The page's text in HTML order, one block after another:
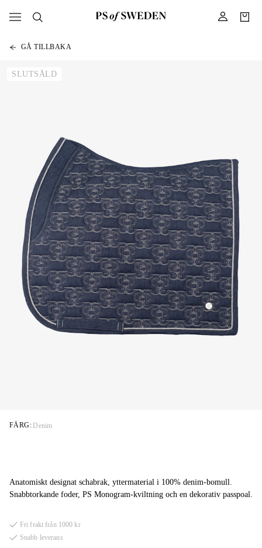
GÅ TILLBAKA
SLUTSÅLD
Anatomiskt designat schabrak, yttermaterial i 100% denim-bomull.
Snabbtorkande foder, PS Monogram-kviltning och en dekorativ passpoal.
FÄRG: Denim
Fri frakt från 1000 kr
Snabb leverans